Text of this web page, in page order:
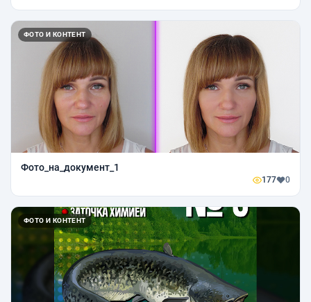
ФОТО И КОНТЕНТ
Фото_на_документ_1
177 0
ФОТО И КОНТЕНТ